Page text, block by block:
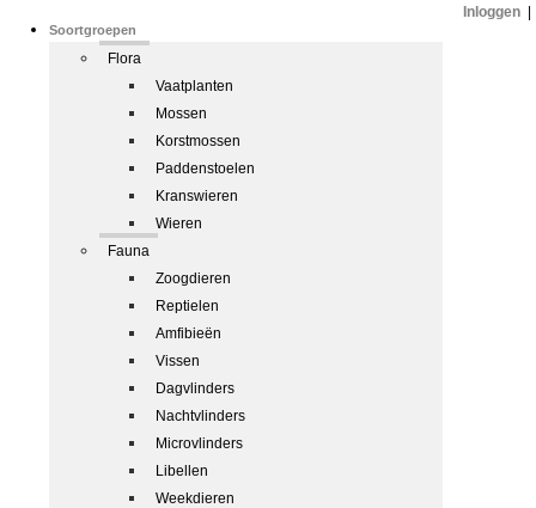
Soortgroepen
Flora
Vaatplanten
Mossen
Korstmossen
Paddenstoelen
Kranswieren
Wieren
Fauna
Zoogdieren
Reptielen
Amfibieën
Vissen
Dagvlinders
Nachtvlinders
Microvlinders
Libellen
Weekdieren
Inloggen